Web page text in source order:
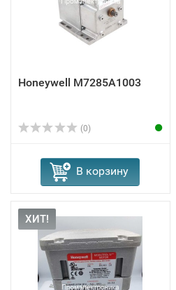
Honeywell M7285A1003
(0)
В корзину
ХИТ!